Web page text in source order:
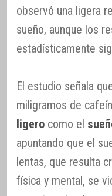
observó una ligera
sueño, aunque los
estadísticamente
El estudio señala
miligramos de
ligero como el
apuntando que el
lentas, que resulta
física y mental, se